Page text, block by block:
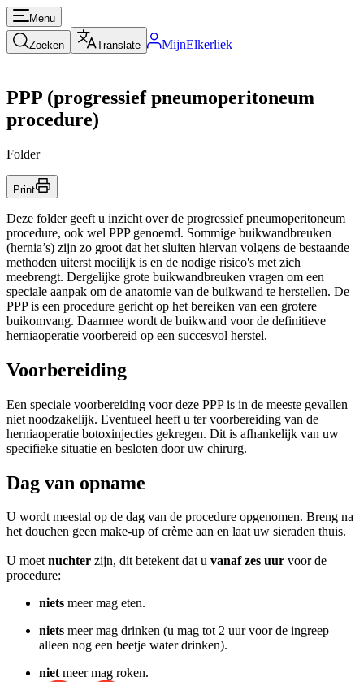
Menu
Zoeken Translate MijnElkerliek
PPP (progressief pneumoperitoneum
procedure)
Folder
Print
Deze folder geeft u inzicht over de progressief pneumoperitoneum
procedure, ook wel PPP genoemd. Sommige buikwandbreuken
(hernia’s) zijn zo groot dat het sluiten hiervan volgens de bestaande
methoden uiterst moeilijk is en de nodige risico's met zich
meebrengt. Dergelijke grote buikwandbreuken vragen om een
speciale aanpak om de anatomie van de buikwand te herstellen. De
PPP is een procedure gericht op het bereiken van een grotere
buikomvang. Daarmee wordt de buikwand voor de definitieve
herniaoperatie voorbereid op een succesvol herstel.
Voorbereiding
Een speciale voorbereiding voor deze PPP is in de meeste gevallen
niet noodzakelijk. Eventueel heeft u ter voorbereiding van de
herniaoperatie botoxinjecties gekregen. Dit is afhankelijk van uw
specifieke situatie en besloten door uw chirurg.
Dag van opname
U wordt meestal op de dag van de procedure opgenomen. Breng na
het douchen geen make-up of crème aan en laat uw sieraden thuis.
U moetnuchter zijn, dit betekent dat u vanaf zes uur voor de
procedure:
niets meer mag eten.
niets meer mag drinken (u mag tot 2 uur voor de ingreep
alleen nog een beetje water drinken).
nietmeer mag roken.